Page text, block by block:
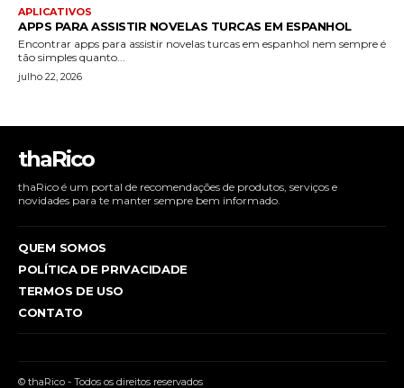
APLICATIVOS
APPS PARA ASSISTIR NOVELAS TURCAS EM ESPANHOL
Encontrar apps para assistir novelas turcas em espanhol nem sempre é
tão simples quanto...
julho 22, 2026
thaRico
thaRico é um portal de recomendações de produtos, serviços e
novidades para te manter sempre bem informado.
QUEM SOMOS
POLÍTICA DE PRIVACIDADE
TERMOS DE USO
CONTATO
© thaRico - Todos os direitos reservados